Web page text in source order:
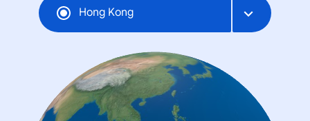
Hong Kong